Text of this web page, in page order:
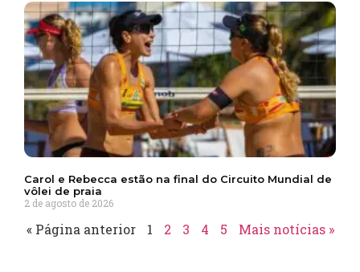
Carol e Rebecca estão na final do Circuito Mundial de
vôlei de praia
2 de agosto de 2026
« Página anterior 1 2 3 4 5 Mais notícias »